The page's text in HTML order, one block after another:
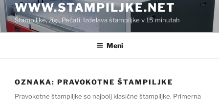
WWW.STAMPILJKE.NET
Štampiljke, žigi, Pečati. Izdelava štampiljke v 15 minutah
Meni
OZNAKA: PRAVOKOTNE ŠTAMPILJKE
Pravokotne štampiljke so najbolj klasične štampiljke. Primerna